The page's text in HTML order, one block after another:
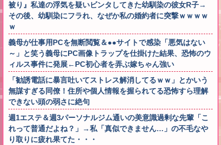
被り』私達の浮気を疑いビンタしてきた幼馴染の彼女R子→
その後、幼馴染にフラれ、なぜか私の婚約者に突撃ｗｗｗｗ
ｗ
義母が仕事用PCを無断閲覧＆●●サイトで感染「悪気はない
～」と笑う義母にPC画像トラップを仕掛けた結果、恐怖のウ
ィルス事件に発展←PC初心者を弄ぶ嫁ちゃん強い
「勧誘電話に暴言吐いてストレス解消してるｗｗ」とかいう
無謀すぎる同僚！住所や個人情報を握られてる恐怖すら理解
できない頭の弱さに絶句
週1エステ＆週3パーソナルジム通いの美意識過剰な先輩「こ
れって普通だよね？」→私「真似できません…」の不毛なや
り取りに疲れ果てた・・・